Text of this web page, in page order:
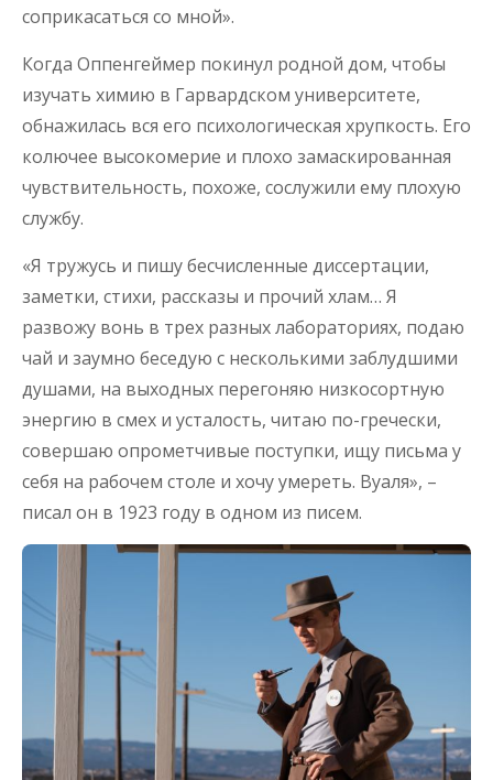
соприкасаться со мной».
Когда Оппенгеймер покинул родной дом, чтобы
изучать химию в Гарвардском университете,
обнажилась вся его психологическая хрупкость. Его
колючее высокомерие и плохо замаскированная
чувствительность, похоже, сослужили ему плохую
службу.
«Я тружусь и пишу бесчисленные диссертации,
заметки, стихи, рассказы и прочий хлам… Я
развожу вонь в трех разных лабораториях, подаю
чай и заумно беседую с несколькими заблудшими
душами, на выходных перегоняю низкосортную
энергию в смех и усталость, читаю по-гречески,
совершаю опрометчивые поступки, ищу письма у
себя на рабочем столе и хочу умереть. Вуаля», –
писал он в 1923 году в одном из писем.